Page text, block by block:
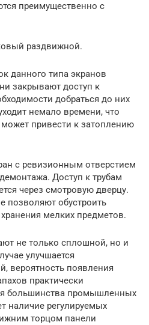
преимущественно с
раздвижной.
данного типа экранов
закрывают доступ к
добраться до них
немало времени, что
привести к затоплению
с ревизионным отверстием
Доступ к трубам
через смотровую дверцу.
позволяют обустроить
мелких предметов.
не только сплошной, но и
улучшается
вероятность появления
практически
большинства промышленных
наличие регулируемых
торцом панели